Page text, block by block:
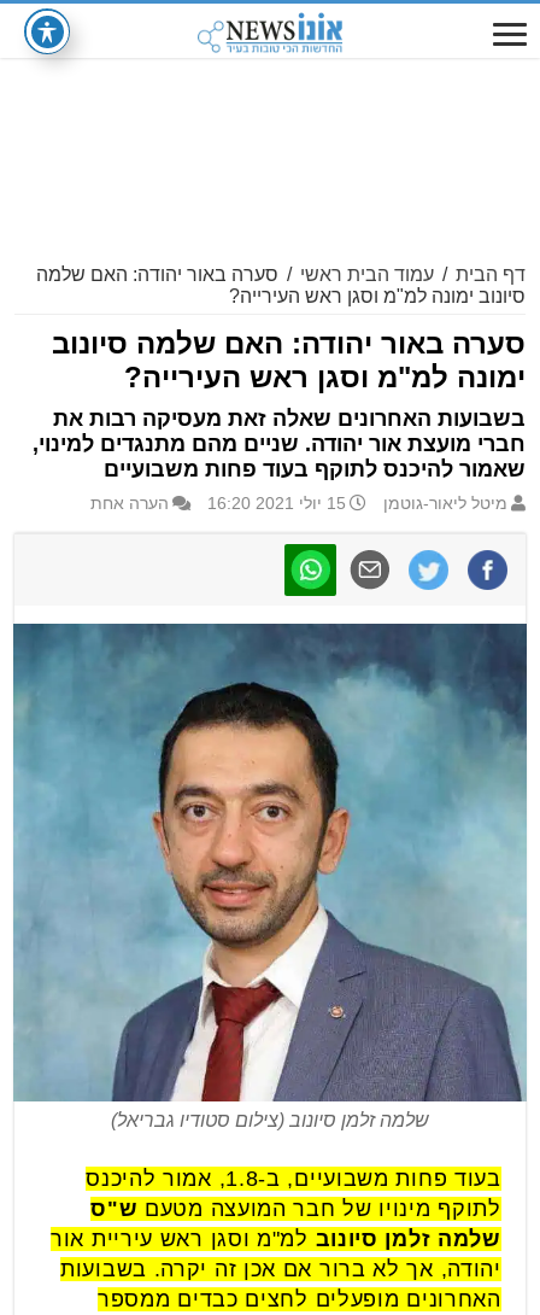
דף הבית / עמוד הבית ראשי / סערה באור יהודה: האם שלמה
סיונוב ימונה למ"מ וסגן ראש העירייה?
סערה באור יהודה: האם שלמה סיונוב
ימונה למ"מ וסגן ראש העירייה?
בשבועות האחרונים שאלה זאת מעסיקה רבות את
חברי מועצת אור יהודה. שניים מהם מתנגדים למינוי,
שאמור להיכנס לתוקף בעוד פחות משבועיים
מיטל ליאור-גוטמן 15 יולי 2021 16:20 הערה אחת
שלמה זלמן סיונוב (צילום סטודיו גבריאל)
בעוד פחות משבועיים, ב-1.8, אמור להיכנס
לתוקף מינויו של חבר המועצה מטעם ש"ס
שלמה זלמן סיונוב למ"מ וסגן ראש עיריית אור
יהודה, אך לא ברור אם אכן זה יקרה. בשבועות
האחרונים מופעלים לחצים כבדים ממספר